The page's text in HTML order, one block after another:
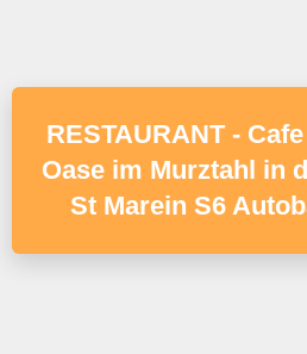
RESTAURANT -
Oase im Murztahl in
St Marein S6